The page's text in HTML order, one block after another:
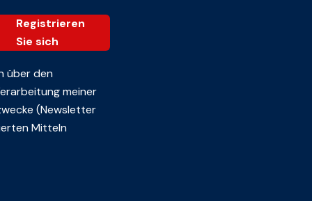
Registrieren
Sie sich
über den
meiner
(Newsletter
Mitteln